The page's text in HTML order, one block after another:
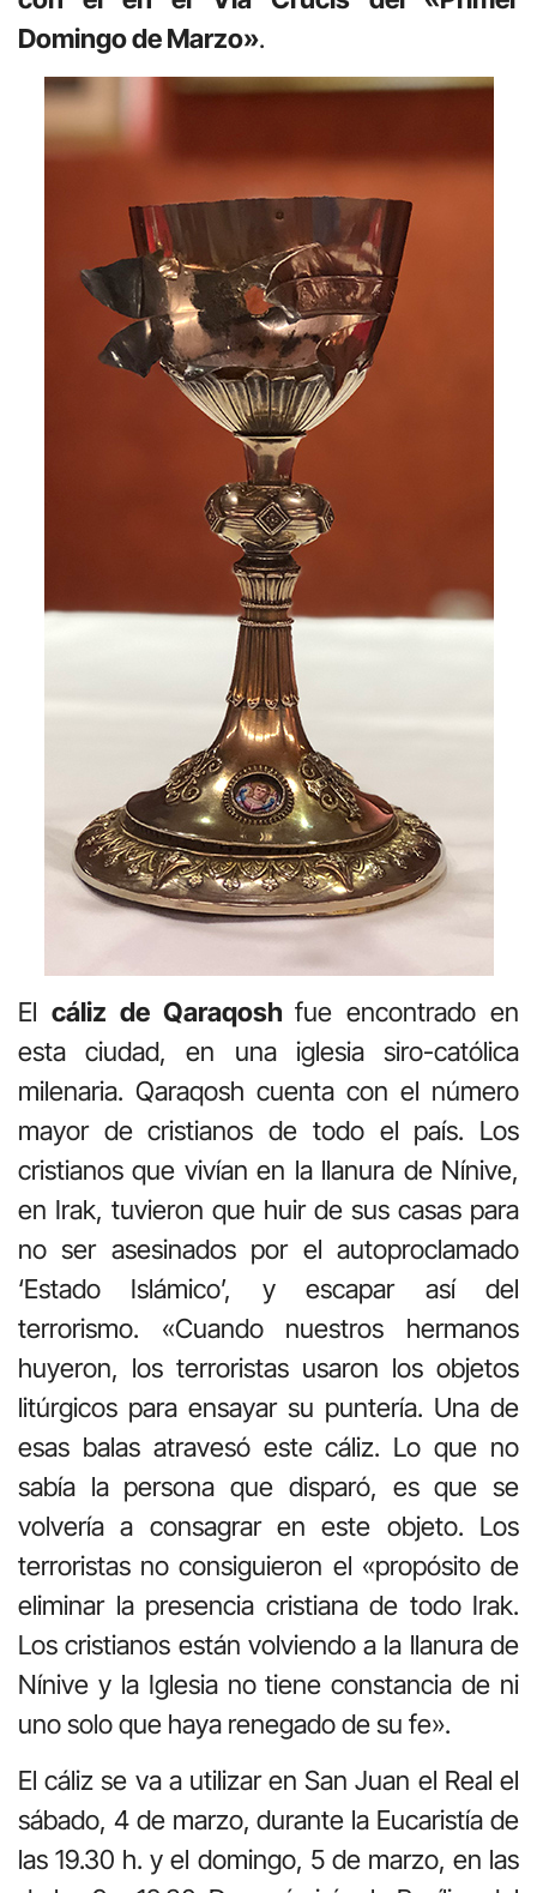
Domingo de Marzo».
El cáliz de Qaraqoshfue encontrado en
esta ciudad, en una iglesia siro-católica
milenaria. Qaraqosh cuenta con el número
mayor de cristianos de todo el país. Los
cristianos que vivían en la llanura de Nínive,
en Irak, tuvieron que huir de sus casas para
no ser asesinados por el autoproclamado
‘Estado Islámico’, y escapar así del
terrorismo. «Cuando nuestros hermanos
huyeron, los terroristas usaron los objetos
litúrgicos para ensayar su puntería. Una de
esas balas atravesó este cáliz. Lo que no
sabía la persona que disparó, es que se
volvería a consagrar en este objeto. Los
terroristas no consiguieron el «propósito de
eliminar la presencia cristiana de todo Irak.
Los cristianos están volviendo a la llanura de
Nínive y la Iglesia no tiene constancia de ni
uno solo que haya renegado de su fe».
El cáliz se va a utilizar en San Juan el Real el
sábado, 4 de marzo, durante la Eucaristía de
las 19.30 h. y el domingo, 5 de marzo, en las